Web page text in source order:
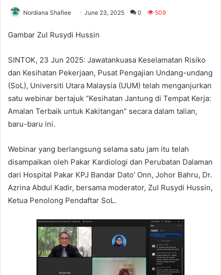
Nordiana Shafiee June 23, 2025 0 509
Gambar Zul Rusydi Hussin
SINTOK, 23 Jun 2025: Jawatankuasa Keselamatan Risiko
dan Kesihatan Pekerjaan, Pusat Pengajian Undang-undang
(SoL), Universiti Utara Malaysia (UUM) telah menganjurkan
satu webinar bertajuk “Kesihatan Jantung di Tempat Kerja:
Amalan Terbaik untuk Kakitangan” secara dalam talian,
baru-baru ini.
Webinar yang berlangsung selama satu jam itu telah
disampaikan oleh Pakar Kardiologi dan Perubatan Dalaman
dari Hospital Pakar KPJ Bandar Dato’ Onn, Johor Bahru, Dr.
Azrina Abdul Kadir, bersama moderator, Zul Rusydi Hussin,
Ketua Penolong Pendaftar SoL.